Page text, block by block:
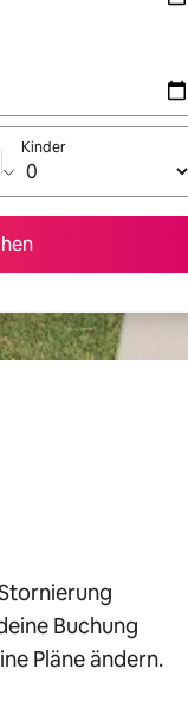
Kinder
Buchung
Pläne ändern.